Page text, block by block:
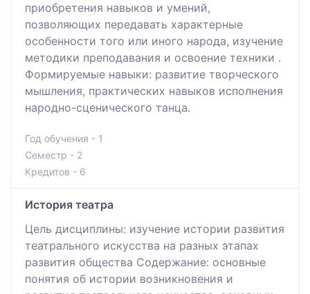
приобретения навыков и умений,
позволяющих передавать характерные
особенности того или иного народа, изучение
методики преподавания и освоение техники .
Формируемые навыки: развитие творческого
мышления, практических навыков исполнения
народно-сценического танца.
Год обучения - 1
Семестр - 2
Кредитов - 6
История театра
Цель дисциплины: изучение истории развития
театрального искусства на разных этапах
развития общества Содержание: основные
понятия об истории возникновения и